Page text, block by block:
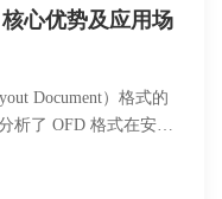
心优势及应用场
Document）格式的
析了 OFD 格式在安全
的核心优势。同时探讨
管理等场景的实际应